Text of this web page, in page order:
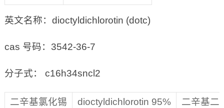
英文名称：dioctyldichlorotin (dotc)
cas 号码：3542-36-7
分子式： c16h34sncl2
二辛基氯化锡 dioctyldichlorotin 95% 二辛基二